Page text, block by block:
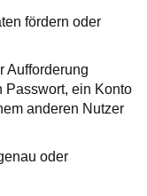
fördern oder
Aufforderung
Passwort, ein Konto
anderen Nutzer
oder